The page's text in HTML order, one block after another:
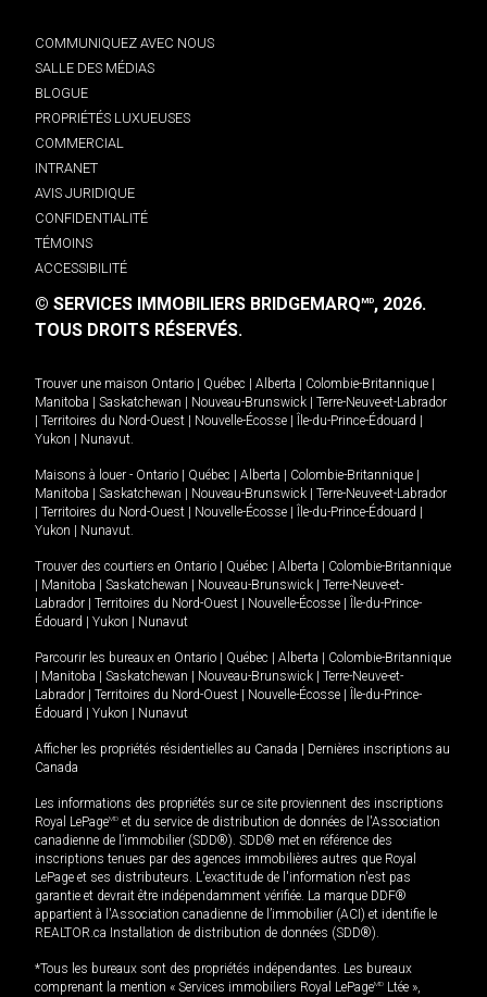
COMMUNIQUEZ AVEC NOUS
SALLE DES MÉDIAS
BLOGUE
PROPRIÉTÉS LUXUEUSES
COMMERCIAL
INTRANET
AVIS JURIDIQUE
CONFIDENTIALITÉ
TÉMOINS
ACCESSIBILITÉ
© SERVICES IMMOBILIERS BRIDGEMARQMD, 2026.
TOUS DROITS RÉSERVÉS.
Trouver une maison Ontario Québec Alberta Colombie-Britannique
Manitoba
Saskatchewan Nouveau-Brunswick
Terre-Neuve-et-Labrador
Territoires du Nord-Ouest Nouvelle-Écosse Île-du-Prince-Édouard
Yukon
Nunavut.
Maisons à louer - Ontario Québec Alberta Colombie-Britannique
Manitoba
Saskatchewan Nouveau-Brunswick
Terre-Neuve-et-Labrador
Territoires du Nord-Ouest Nouvelle-Écosse Île-du-Prince-Édouard
Yukon
Nunavut.
Trouver des courtiers en Ontario Québec Alberta
Colombie-Britannique
Manitoba Saskatchewan Nouveau-Brunswick
Terre-Neuve-et-
Labrador
Territoires du Nord-Ouest Nouvelle-Écosse
Île-du-Prince-
Édouard
Yukon Nunavut
Parcourir les bureaux en Ontario Québec Alberta
Colombie-Britannique
Manitoba Saskatchewan Nouveau-Brunswick
Terre-Neuve-et-
Labrador
Territoires du Nord-Ouest Nouvelle-Écosse
Île-du-Prince-
Édouard
Yukon Nunavut
Afficher les propriétés résidentielles au Canada
Dernières inscriptions au
Canada
Les informations des propriétés sur ce site proviennent des inscriptions
Royal LePageMD et du service de distribution de données de l'Association
canadienne de l’immobilier (SDD®). SDD® met en référence des
inscriptions tenues par des agences immobilières autres que Royal
LePage et ses distributeurs. L'exactitude de l'information n'est pas
garantie et devrait être indépendamment vérifiée. La marque DDF®
appartient à l'Association canadienne de l’immobilier (ACI) et identifie le
REALTOR.ca Installation de distribution de données (SDD®).
*Tous les bureaux sont des propriétés indépendantes. Les bureaux
comprenant la mention « Services immobiliers Royal LePageMD Ltée »,